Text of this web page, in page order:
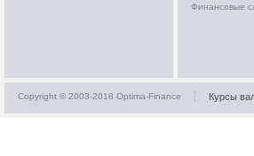
Финансовые
Copyright © 2003-2018 Optima-Finance Курсы